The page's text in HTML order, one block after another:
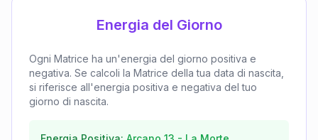
Energia del Giorno
Ogni Matrice ha un'energia del giorno positiva e
negativa. Se calcoli la Matrice della tua data di nascita,
si riferisce all'energia positiva e negativa del tuo
giorno di nascita.